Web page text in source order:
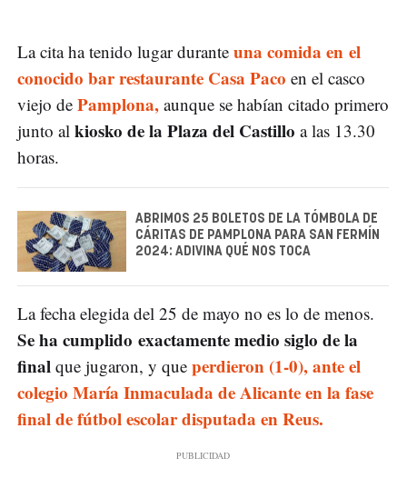
La cita ha tenido lugar durante una comida en el
conocido bar restaurante Casa Paco en el casco
viejo de Pamplona, aunque se habían citado primero
junto al kiosko de la Plaza del Castillo a las 13.30
horas.
ABRIMOS 25 BOLETOS DE LA TÓMBOLA DE
CÁRITAS DE PAMPLONA PARA SAN FERMÍN
2024: ADIVINA QUÉ NOS TOCA
La fecha elegida del 25 de mayo no es lo de menos.
Se ha cumplido exactamente medio siglo de la
final que jugaron, y que perdieron (1-0), ante el
colegio María Inmaculada de Alicante en la fase
final de fútbol escolar disputada en Reus.